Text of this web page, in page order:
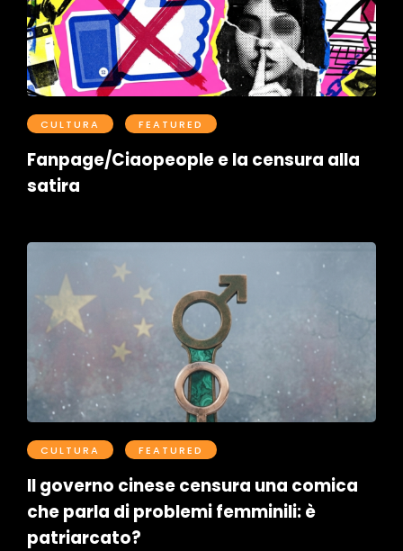
CULTURA FEATURED
Fanpage/Ciaopeople e la censura alla
satira
CULTURA FEATURED
Il governo cinese censura una comica
che parla di problemi femminili: è
patriarcato?